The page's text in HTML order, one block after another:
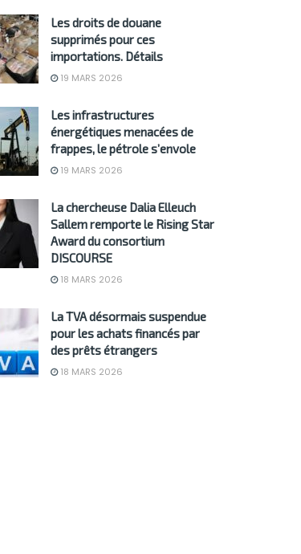
Les droits de douane
supprimés pour ces
importations. Détails
19 MARS 2026
Les infrastructures
énergétiques menacées de
frappes, le pétrole s’envole
19 MARS 2026
La chercheuse Dalia Elleuch
Sallem remporte le Rising Star
Award du consortium
DISCOURSE
18 MARS 2026
La TVA désormais suspendue
pour les achats financés par
des prêts étrangers
18 MARS 2026